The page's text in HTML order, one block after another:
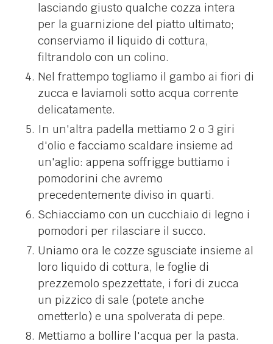
lasciando giusto qualche cozza intera
per la guarnizione del piatto ultimato;
conserviamo il liquido di cottura,
filtrandolo con un colino.
Nel frattempo togliamo il gambo ai fiori di
zucca e laviamoli sotto acqua corrente
delicatamente.
In un'altra padella mettiamo 2 o 3 giri
d'olio e facciamo scaldare insieme ad
un'aglio: appena soffrigge buttiamo i
pomodorini che avremo
precedentemente diviso in quarti.
Schiacciamo con un cucchiaio di legno i
pomodori per rilasciare il succo.
Uniamo ora le cozze sgusciate insieme al
loro liquido di cottura, le foglie di
prezzemolo spezzettate, i fori di zucca
un pizzico di sale (potete anche
ometterlo) e una spolverata di pepe.
Mettiamo a bollire l'acqua per la pasta.